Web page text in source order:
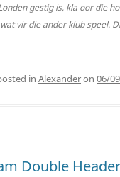
gestig is, kla oor die
vir die ander klub speel.
in Alexanderon 06/
Double Header